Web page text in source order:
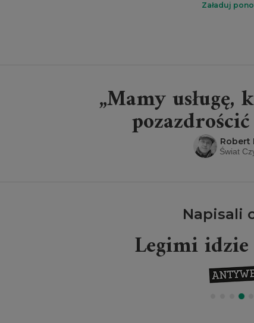
Załaduj
„Mamy usługę,
Robert
Świat
Napisali
Legimi idzie